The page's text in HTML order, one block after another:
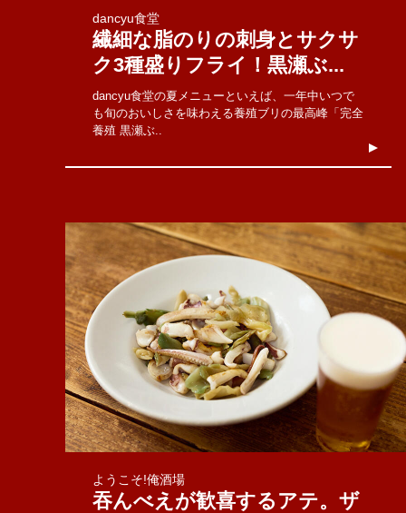
dancyu食堂
繊細な脂のりの刺身とサクサ
ク3種盛りフライ！黒瀬ぶ...
dancyu食堂の夏メニューといえば、一年中いつで
も旬のおいしさを味わえる養殖ブリの最高峰「完全
養殖 黒瀬ぶ..
ようこそ!俺酒場
吞んべえが歓喜するアテ。ザ